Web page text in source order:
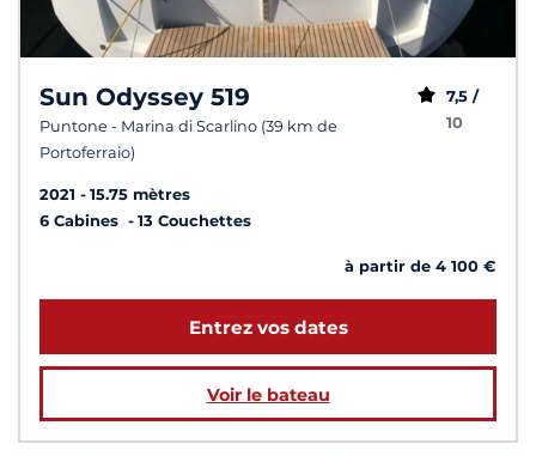
Sun Odyssey 519
Puntone - Marina di Scarlino (39 km de
Portoferraio)
7,5 /
10
2021
15.75 mètres
6 Cabines
13 Couchettes
à partir de 4 100 €
Entrez vos dates
Voir le bateau